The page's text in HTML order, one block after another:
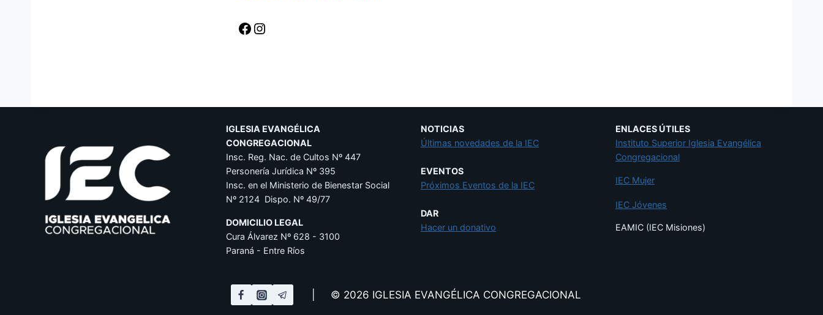
Facebook Instagram
IGLESIA EVANGÉLICA
CONGREGACIONAL
Insc. Reg. Nac. de Cultos Nº 447
Personería Jurídica Nº 395
Insc. en el Ministerio de Bienestar Social
Nº 2124 Dispo. Nº 49/77
DOMICILIO LEGAL
Cura Álvarez Nº 628 - 3100
Paraná - Entre Ríos
NOTICIAS
Últimas novedades de la IEC
EVENTOS
Próximos Eventos de la IEC
DAR
Hacer un donativo
ENLACES ÚTILES
Instituto Superior Iglesia Evangélica
Congregacional
IEC Mujer
IEC Jóvenes
EAMIC (IEC Misiones)
| © 2026 IGLESIA EVANGÉLICA CONGREGACIONAL